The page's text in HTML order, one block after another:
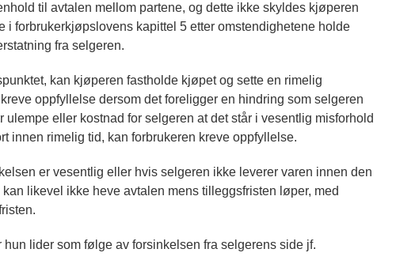
til avtalen mellom partene, og dette ikke skyldes kjøperen
forbrukerkjøpslovens kapittel 5 etter omstendighetene holde
fra selgeren.
kan kjøperen fastholde kjøpet og sette en rimelig
oppfyllelse dersom det foreligger en hindring som selgeren
eller kostnad for selgeren at det står i vesentlig misforhold
innen rimelig tid, kan forbrukeren kreve oppfyllelse.
er vesentlig eller hvis selgeren ikke leverer varen innen den
likevel ikke heve avtalen mens tilleggsfristen løper, med
lider som følge av forsinkelsen fra selgerens side jf.